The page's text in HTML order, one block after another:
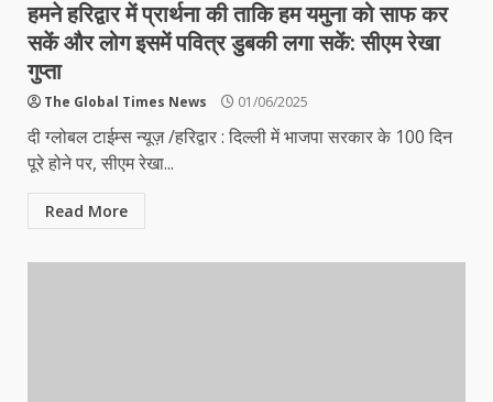
हमने हरिद्वार में प्रार्थना की ताकि हम यमुना को साफ कर
सकें और लोग इसमें पवित्र डुबकी लगा सकें: सीएम रेखा
गुप्ता
The Global Times News 01/06/2025
दी ग्लोबल टाईम्स न्यूज़ /हरिद्वार : दिल्ली में भाजपा सरकार के 100 दिन
पूरे होने पर, सीएम रेखा...
Read More